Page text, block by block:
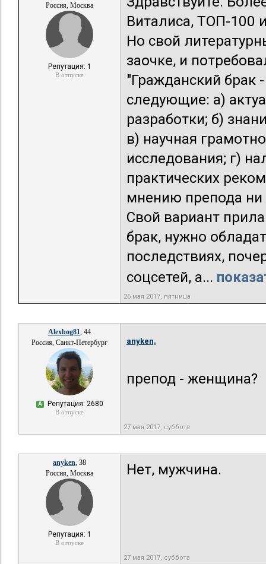
Россия, Москва
Репутация: 1
В отпуске
Виталиса, ТОП-100
Но свой
заочке, и
"Гражданский брак
следующие: а)
разработки; б)
в) научная
исследования; г)
практических
мнению препода ни
Свой вариант
брак, нужно
последствиях,
соцсетей, а...
26 мая 2017, пятница
Alexbog81, 44
Россия, Санкт-Петербург
А Репутация: 2680
В отпуске
anyken,
препод - женщина?
27 мая 2017, суббота
anyken, 38
Россия, Москва
Репутация: 1
В отпуске
Нет, мужчина.
27 мая 2017, суббота